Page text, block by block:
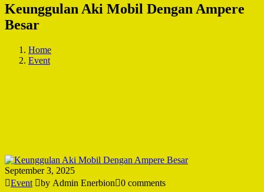
Keunggulan Aki Mobil Dengan Ampere
Besar
Home
Event
September 3, 2025
Event
by Admin Enerbion 0 comments